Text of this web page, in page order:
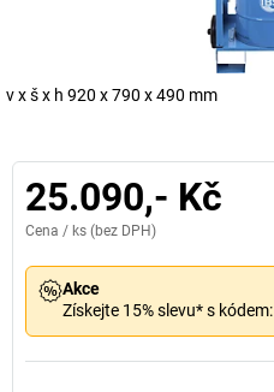
v x š x h 920 x 790 x 490 mm
25.090,- Kč
Cena / ks (bez DPH)
Akce
Získejte 15% slevu* s kódem: